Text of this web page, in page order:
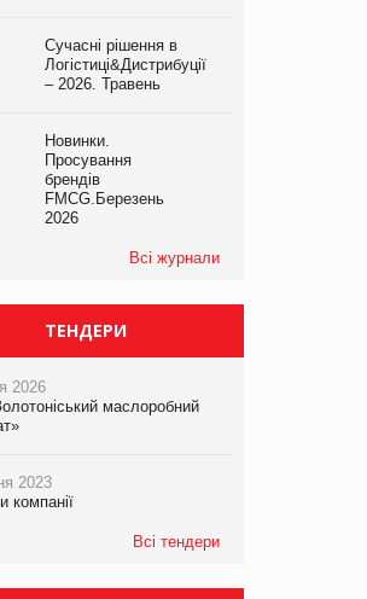
Сучасні рішення в
Логістиці&Дистрибуції
– 2026. Травень
Новинки.
Просування
брендів
FMCG.Березень
2026
Всі журнали
ТЕНДЕРИ
2026
маслоробний
2023
компанії
Всі тендери